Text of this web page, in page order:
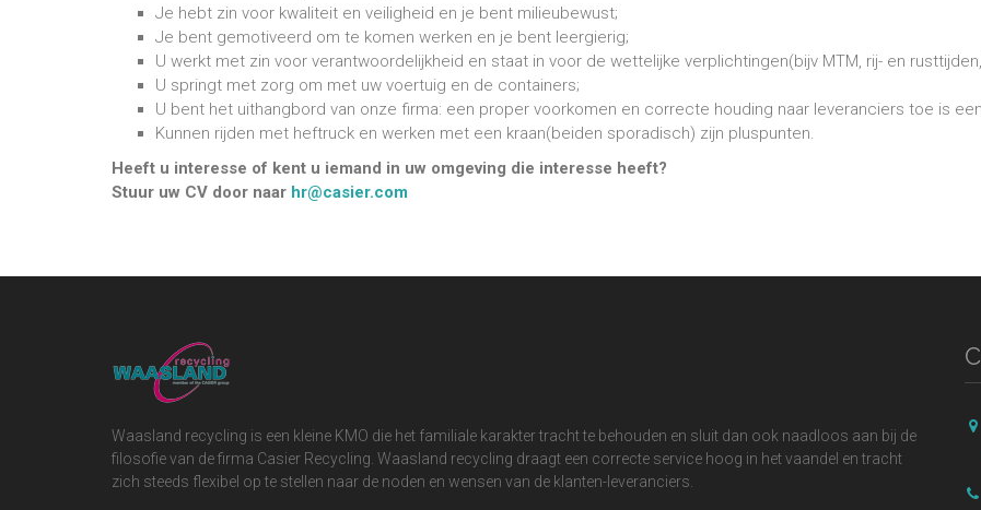
Je hebt zin voor kwaliteit en veiligheid en je bent milieubewust;
Je bent gemotiveerd om te komen werken en je bent leergierig;
U werkt met zin voor verantwoordelijkheid en staat in voor de wettelijke verplichtingen(bijv MTM, rij- en
U springt met zorg om met uw voertuig en de containers;
U bent het uithangbord van onze firma: een proper voorkomen en correcte houding naar leveranciers toe is
Kunnen rijden met heftruck en werken met een kraan(beiden sporadisch) zijn pluspunten.
Heeft u interesse of kent u iemand in uw omgeving die interesse heeft?
Stuur uw CV door naar hr@casier.com
Waasland recycling is een kleine KMO die het familiale karakter tracht te behouden en sluit dan ook naadloos aan bij de
filosofie van de firma Casier Recycling. Waasland recycling draagt een correcte service hoog in het vaandel en tracht
zich steeds flexibel op te stellen naar de noden en wensen van de klanten-leveranciers.